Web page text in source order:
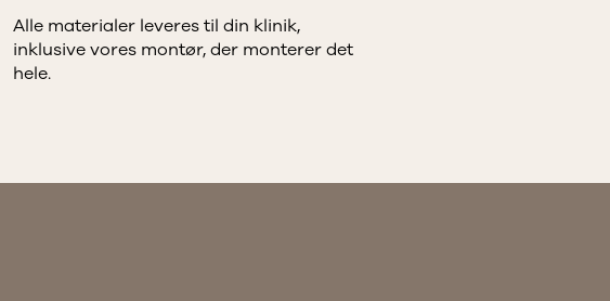
Alle materialer leveres til din klinik,
inklusive vores montør, der monterer det
hele.